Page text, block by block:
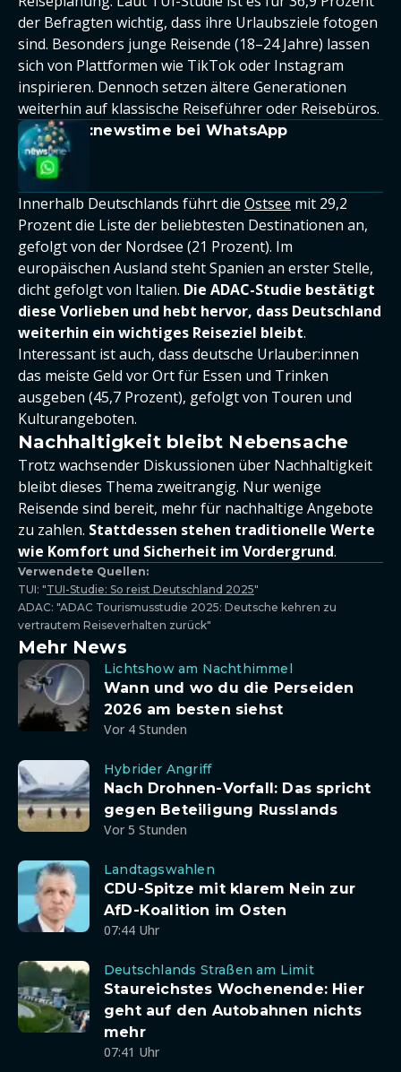
der Befragten wichtig, dass ihre Urlaubsziele fotogen
sind. Besonders junge Reisende (18–24 Jahre) lassen
sich von Plattformen wie TikTok oder Instagram
inspirieren. Dennoch setzen ältere Generationen
weiterhin auf klassische Reiseführer oder Reisebüros.
:newstime bei WhatsApp
Innerhalb Deutschlands führt die Ostsee mit 29,2
Prozent die Liste der beliebtesten Destinationen an,
gefolgt von der Nordsee (21 Prozent). Im
europäischen Ausland steht Spanien an erster Stelle,
dicht gefolgt von Italien. Die ADAC-Studie bestätigt
diese Vorlieben und hebt hervor, dass Deutschland
weiterhin ein wichtiges Reiseziel bleibt.
Interessant ist auch, dass deutsche Urlauber:innen
das meiste Geld vor Ort für Essen und Trinken
ausgeben (45,7 Prozent), gefolgt von Touren und
Kulturangeboten.
Nachhaltigkeit bleibt Nebensache
Trotz wachsender Diskussionen über Nachhaltigkeit
bleibt dieses Thema zweitrangig. Nur wenige
Reisende sind bereit, mehr für nachhaltige Angebote
zu zahlen. Stattdessen stehen traditionelle Werte
wie Komfort und Sicherheit im Vordergrund.
Verwendete Quellen:
TUI: "TUI-Studie: So reist Deutschland 2025"
ADAC: "ADAC Tourismusstudie 2025: Deutsche kehren zu
vertrautem Reiseverhalten zurück"
Mehr News
Lichtshow am Nachthimmel
Wann und wo du die Perseiden
2026 am besten siehst
Vor 4 Stunden
Hybrider Angriff
Nach Drohnen-Vorfall: Das spricht
gegen Beteiligung Russlands
Vor 5 Stunden
Landtagswahlen
CDU-Spitze mit klarem Nein zur
AfD-Koalition im Osten
07:44 Uhr
Deutschlands Straßen am Limit
Staureichstes Wochenende: Hier
geht auf den Autobahnen nichts
mehr
07:41 Uhr